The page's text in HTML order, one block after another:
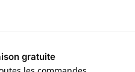
gratuite